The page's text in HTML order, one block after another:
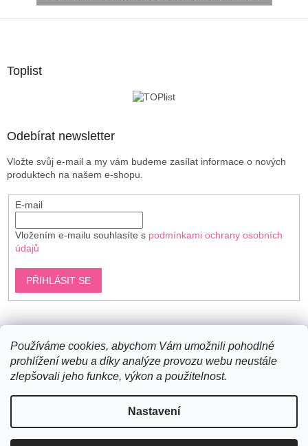
Používáme cookies, abychom Vám umožnili pohodlné
prohlížení webu a díky analýze provozu webu neustále
zlepšovali jeho funkce, výkon a použitelnost.
Nastavení
Toplist
Odebírat newsletter
Vložte svůj e-mail a my vám budeme zasílat informace o nových
produktech na našem e-shopu.
E-mail
Vložením e-mailu souhlasíte s podmínkami ochrany osobních
údajů
PŘIHLÁSIT SE
Copyright 2026Bavlněné šňůry. Všechna práva vyhrazena.